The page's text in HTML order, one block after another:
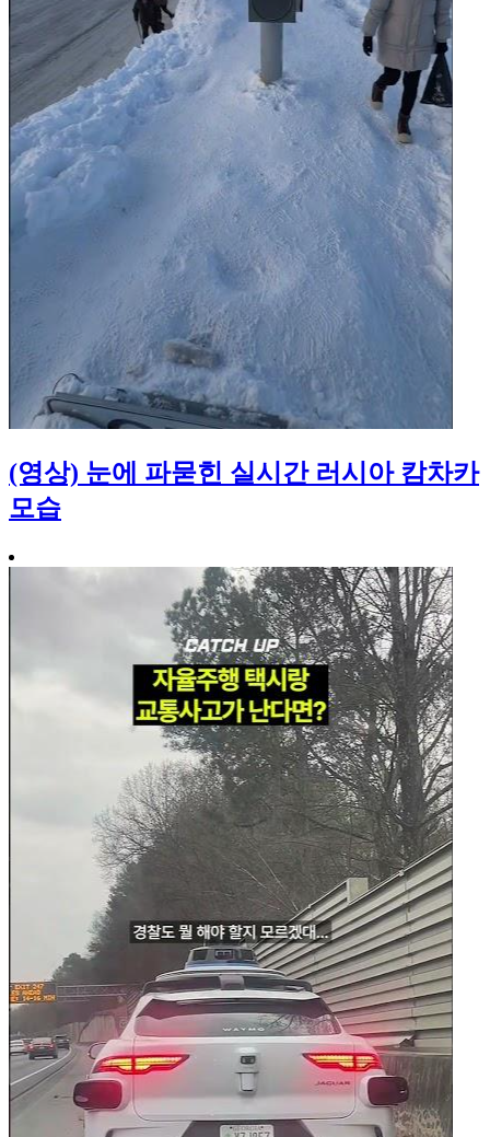
(영상) 눈에 파묻힌 실시간 러시아 캄차카
모습